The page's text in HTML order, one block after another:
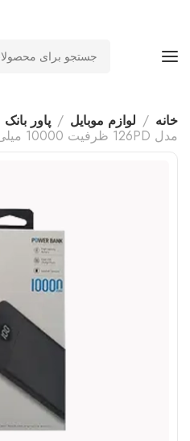
خانه لوازم موبایل پاور بانک
مدل 126PD ظرفیت 10000 میلی آمپر